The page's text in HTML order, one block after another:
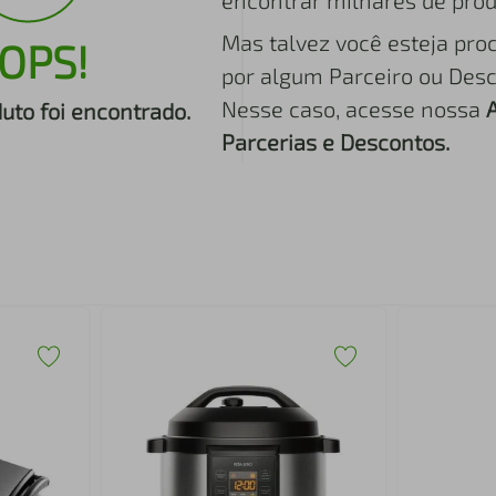
foi encontrado.
Mas talvez você esteja
por algum Parceiro ou
Nesse caso, acesse nossa
Parcerias e Descontos.